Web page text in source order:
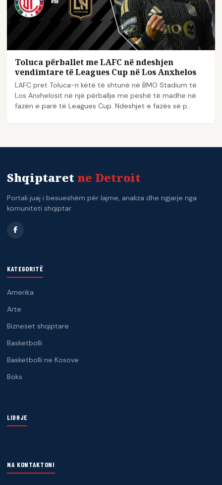
Toluca përballet me LAFC në ndeshjen
vendimtare të Leagues Cup në Los Anxhelos
LAFC pret Toluca-n këtë të shtunë në BMO Stadium të
Los Anxhelosit në një përballje me peshë të madhe në
fazën e parë të Leagues Cup. Ndeshjet e fazës së p...
Shqiptaret ne Detroit
Portali juaj i besueshëm për lajme, analiza dhe ngjarje nga
komuniteti shqiptar.
KATEGORITË
Amerika
Arte
Bizneset shqiptare
Basketbolli
Basketbolli ne Kosove
Boks
LIDHJE
NA KONTAKTONI